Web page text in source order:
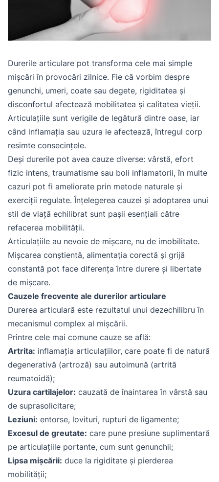
Durerile articulare pot transforma cele mai simple
mișcări în provocări zilnice. Fie că vorbim despre
genunchi, umeri, coate sau degete, rigiditatea și
disconfortul afectează mobilitatea și calitatea vieții.
Articulațiile sunt verigile de legătură dintre oase, iar
când inflamația sau uzura le afectează, întregul corp
resimte consecințele.
Deși durerile pot avea cauze diverse: vârstă, efort
fizic intens, traumatisme sau boli inflamatorii, în multe
cazuri pot fi ameliorate prin metode naturale și
exerciții regulate. Înțelegerea cauzei și adoptarea unui
stil de viață echilibrat sunt pașii esențiali către
refacerea mobilității.
Articulațiile au nevoie de mișcare, nu de imobilitate.
Mișcarea conștientă, alimentația corectă și grijă
constantă pot face diferența între durere și libertate
de mișcare.
Cauzele frecvente ale durerilor articulare
Durerea articulară este rezultatul unui dezechilibru în
mecanismul complex al mișcării.
Printre cele mai comune cauze se află:
Artrita: inflamația articulațiilor, care poate fi de natură
degenerativă (artroză) sau autoimună (artrită
reumatoidă);
Uzura cartilajelor: cauzată de înaintarea în vârstă sau
de suprasolicitare;
Leziuni: entorse, lovituri, rupturi de ligamente;
Excesul de greutate: care pune presiune suplimentară
pe articulațiile portante, cum sunt genunchii;
Lipsa mișcării: duce la rigiditate și pierderea
mobilității;